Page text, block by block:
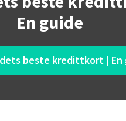
En guide
beste kredittkort | En